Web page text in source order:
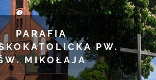
PARAFIA
PW.
MIKOŁAJA